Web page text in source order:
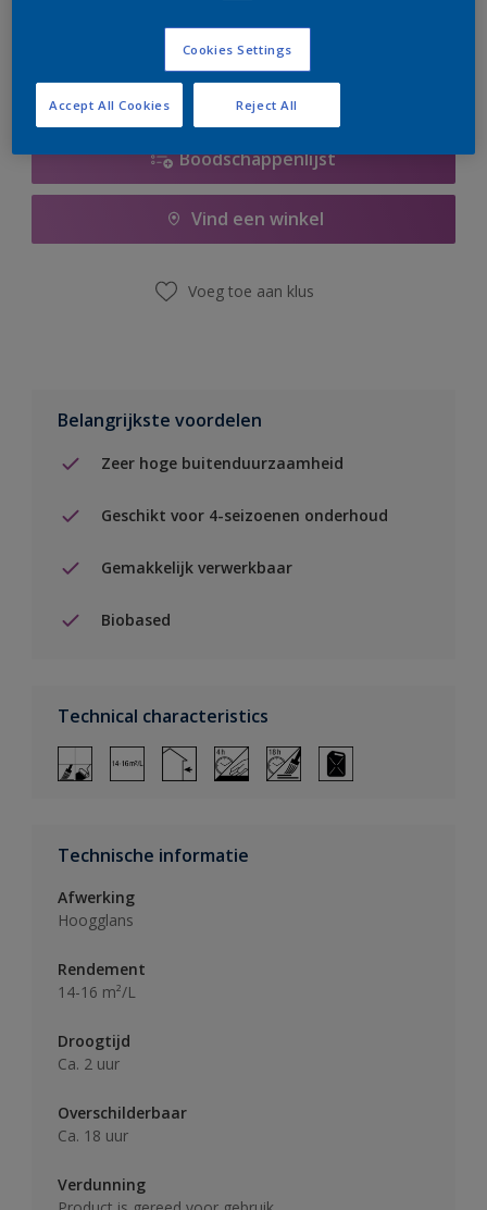
Boodschappenlijst
Vind een winkel
Voeg toe aan klus
Belangrijkste voordelen
Zeer hoge buitenduurzaamheid
Geschikt voor 4-seizoenen onderhoud
Gemakkelijk verwerkbaar
Biobased
Technical characteristics
Technische informatie
Afwerking
Hoogglans
Rendement
14-16 m²/L
Droogtijd
Ca. 2 uur
Overschilderbaar
Ca. 18 uur
Verdunning
Cookies Settings
Reject All
Accept All Cookies